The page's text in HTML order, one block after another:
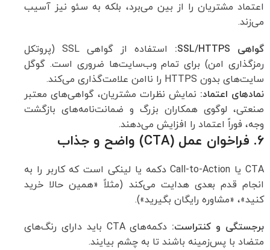
اعتماد مشتریان را از بین می‌برد، بلکه به سئو نیز آسیب
می‌زند.
گواهی
استفاده از گواهی SSL (پروتکل
رمزگذاری امن) برای تمام وب‌سایت‌ها ضروری است. گوگل
سایت‌های بدون HTTPS را ناامن علامت‌گذاری می‌کند.
نمادهای اعتماد: نمایش نظرات مشتریان، گواهی‌های معتبر
صنعتی، لوگوی همکاران بزرگ و ضمانت‌نامه‌های بازگشت
وجه، فوراً اعتماد را افزایش می‌دهند.
۶. فراخوان عمل (CTA) واضح و جذاب
CTA یا Call-to-Action دکمه یا لینکی است که کاربر را به
انجام قدم بعدی هدایت می‌کند (مثلاً «همین حالا خرید
کنید»، «مشاوره رایگان بگیرید»).
برجستگی و کنتراست:
دکمه‌های CTA باید دارای رنگ‌های
متضاد با پس‌زمینه باشند تا به چشم بیایند.